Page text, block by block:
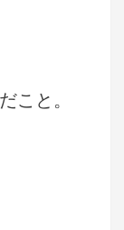
こと。